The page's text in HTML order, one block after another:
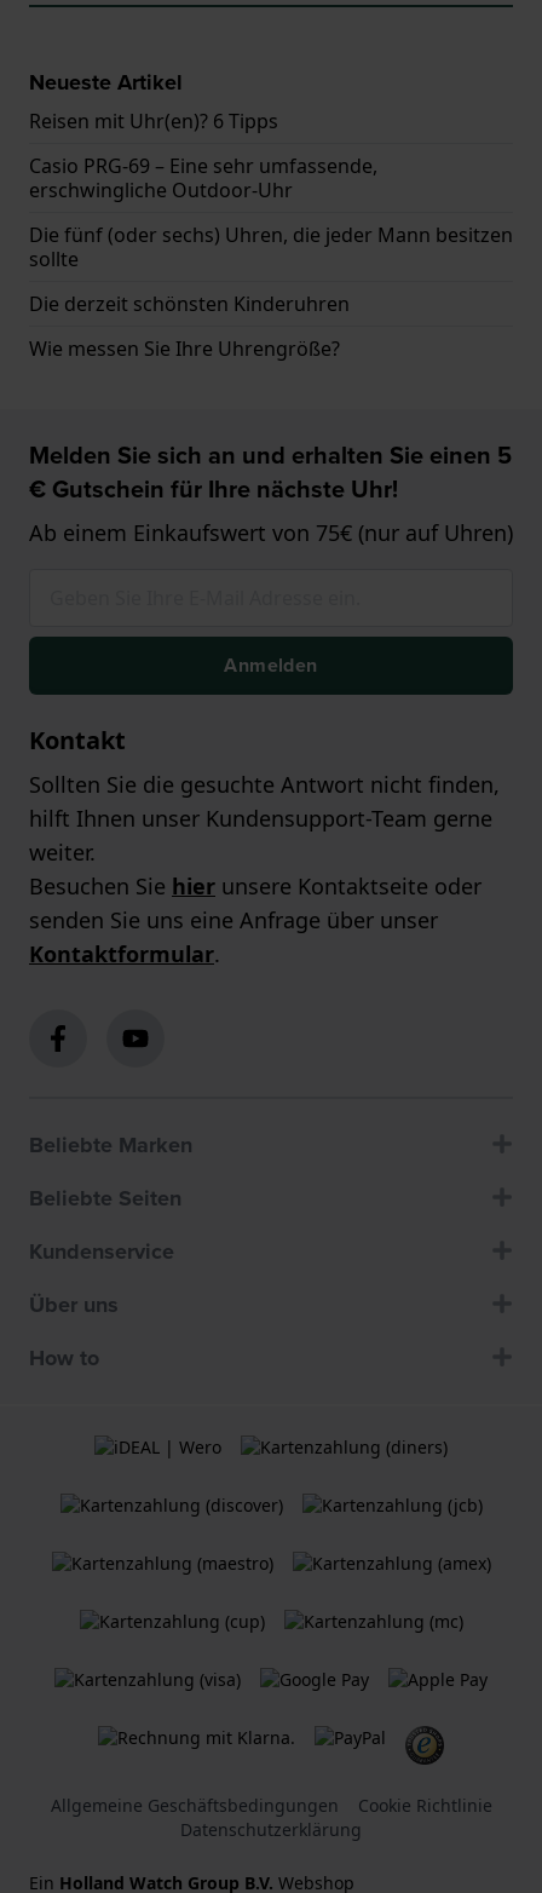
Neueste Artikel
Reisen mit Uhr(en)? 6 Tipps
Casio PRG-69 – Eine sehr umfassende,
erschwingliche Outdoor-Uhr
Die fünf (oder sechs) Uhren, die jeder Mann besitzen
sollte
Die derzeit schönsten Kinderuhren
Wie messen Sie Ihre Uhrengröße?
Melden Sie sich an und erhalten Sie einen 5
€ Gutschein für Ihre nächste Uhr!
Ab einem Einkaufswert von 75€ (nur auf Uhren)
Anmelden
Kontakt
Sollten Sie die gesuchte Antwort nicht finden,
hilft Ihnen unser Kundensupport-Team gerne
weiter.
Besuchen Sie hier unsere Kontaktseite oder
senden Sie uns eine Anfrage über unser
Kontaktformular.
Beliebte Marken
Beliebte Seiten
Kundenservice
Über uns
How to
Allgemeine Geschäftsbedingungen
Cookie Richtlinie
Datenschutzerklärung
Ein Holland Watch Group B.V. Webshop